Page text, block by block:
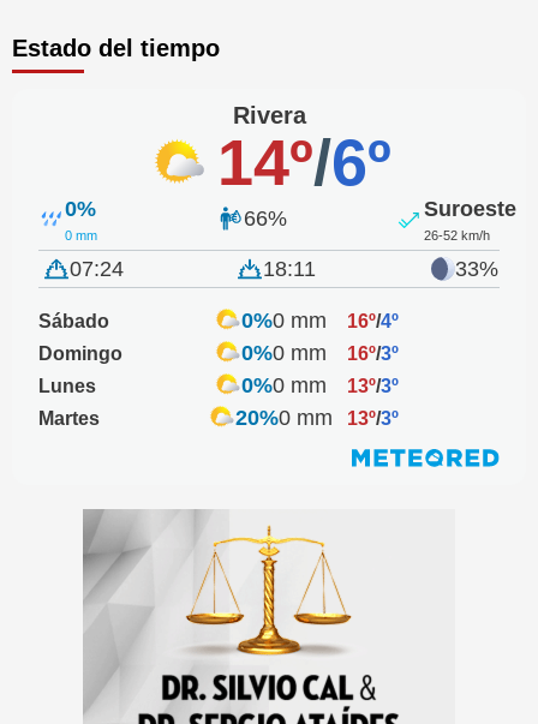
Estado del tiempo
Rivera
14º/6º
0%
0 mm
66% Suroeste
26-52 km/h
07:24 18:11 33%
Sábado 0%0 mm 16º/4º
Domingo
0%0 mm 16º/3º
Lunes
0%0 mm 13º/3º
Martes
20%0 mm 13º/3º